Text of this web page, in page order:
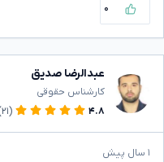
۰
عبدالرضا صدیق
کارشناس حقوقی
۴.۸
(۲۱)
۱ سال پیش